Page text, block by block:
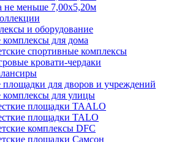
не меньше 7,00х5,20м
и оборудование
комплексы для дома
спортивные комплексы
кровати-чердаки
площадки для дворов и учреждений
комплексы для улицы
площадки TAALO
площадки TALO
комплексы DFC
площадки Самсон